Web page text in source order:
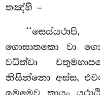
තඤ්හි –
ගොඝාතකො වා
වධිත්වා
නිසින්නො අස්ස,